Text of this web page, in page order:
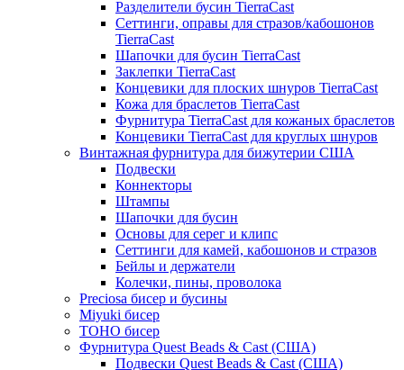
Разделители бусин TierraCast
Сеттинги, оправы для стразов/кабошонов
TierraCast
Шапочки для бусин TierraCast
Заклепки TierraCast
Концевики для плоских шнуров TierraCast
Кожа для браслетов TierraCast
Фурнитура TierraCast для кожаных браслетов
Концевики TierraCast для круглых шнуров
Винтажная фурнитура для бижутерии США
Подвески
Коннекторы
Штампы
Шапочки для бусин
Основы для серег и клипс
Сеттинги для камей, кабошонов и стразов
Бейлы и держатели
Колечки, пины, проволока
Preciosa бисер и бусины
Miyuki бисер
TOHO бисер
Фурнитура Quest Beads & Cast (США)
Подвески Quest Beads & Cast (США)